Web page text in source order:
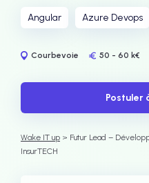
Angular Azure Devops
Courbevoie 50 - 60 k€
Postuler
Wake IT up > Futur Lead –
InsurTECH